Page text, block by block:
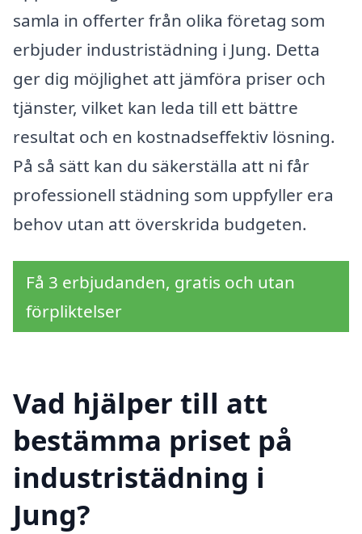
samla in offerter från olika företag som
erbjuder industristädning i Jung. Detta
ger dig möjlighet att jämföra priser och
tjänster, vilket kan leda till ett bättre
resultat och en kostnadseffektiv lösning.
På så sätt kan du säkerställa att ni får
professionell städning som uppfyller era
behov utan att överskrida budgeten.
Få 3 erbjudanden, gratis och utan
förpliktelser
Vad hjälper till att
bestämma priset på
industristädning i
Jung?